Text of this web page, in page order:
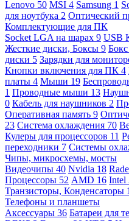
Lenovo 50 MSI 4 Samsung 1
для ноутбука 2 Оптический
Комплектующие для ПК
Socket LGA на шарах 9 USB
Жесткие диски, Боксы 9
диски 5 Зарядки для
Кнопки включения для ПК 4
платы 4 Мыши 19
1 Проводные мыши 13
0 Кабель для наушников 2
Оперативная память 9
23 Система охлаждения 70
Кулеры для процессоров 11
переходники 7 Системы
Чипы, микросхемы, мосты
Видеочипы 40 Nvidia 18
Процессоры 52 AMD 16 Intel
Транзисторы, Конденсаторы
Телефоны и планшеты
Аксессуары 36 Батареи для